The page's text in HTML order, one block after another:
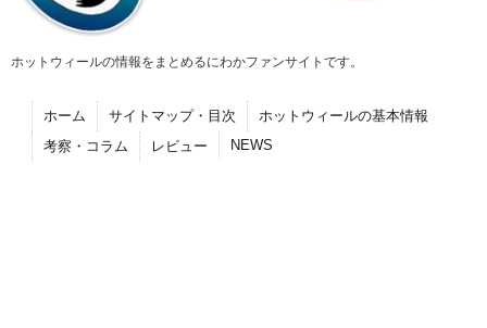
ホットウィールの情報をまとめるにわかファンサイトです。
ホーム サイトマップ・目次
ホットウィールの基本情報
考察・コラム
レビュー NEWS